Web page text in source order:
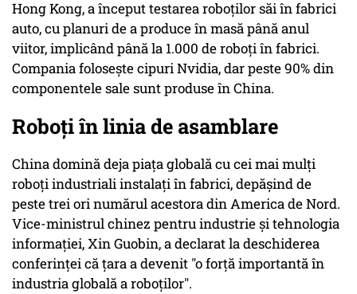
Hong Kong, a început testarea roboților săi în fabrici
auto, cu planuri de a produce în masă până anul
viitor, implicând până la 1.000 de roboți în fabrici.
Compania folosește cipuri Nvidia, dar peste 90% din
componentele sale sunt produse în China.
Roboți în linia de asamblare
China domină deja piața globală cu cei mai mulți
roboți industriali instalați în fabrici, depășind de
peste trei ori numărul acestora din America de Nord.
Vice-ministrul chinez pentru industrie și tehnologia
informației, Xin Guobin, a declarat la deschiderea
conferinței că țara a devenit "o forță importantă în
industria globală a roboților".